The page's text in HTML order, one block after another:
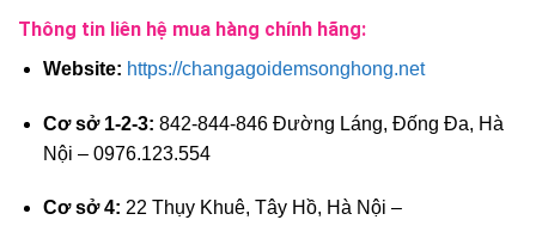
Thông tin liên hệ mua hàng chính hãng:
Website: https://changagoidemsonghong.net
Cơ sở 1-2-3: 842-844-846 Đường Láng, Đống Đa, Hà
Nội – 0976.123.554
Cơ sở 4: 22 Thụy Khuê, Tây Hồ, Hà Nội –